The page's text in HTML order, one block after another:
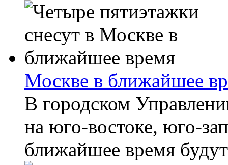
Москве в ближайшее
В городском
на юго-востоке, юго-
ближайшее время